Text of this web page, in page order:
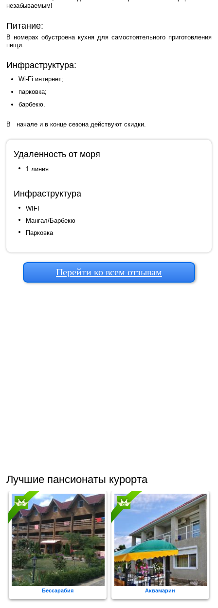
незабываемым!
Питание:
В номерах обустроена кухня для самостоятельного приготовления
пищи.
Инфраструктура:
Wi-Fi интернет;
парковка;
барбекю.
В начале и в конце сезона действуют скидки.
Удаленность от моря
1 линия
Инфраструктура
WIFI
Мангал/Барбекю
Парковка
Перейти ко всем отзывам
Лучшие пансионаты курорта
Бессарабия Аквамарин